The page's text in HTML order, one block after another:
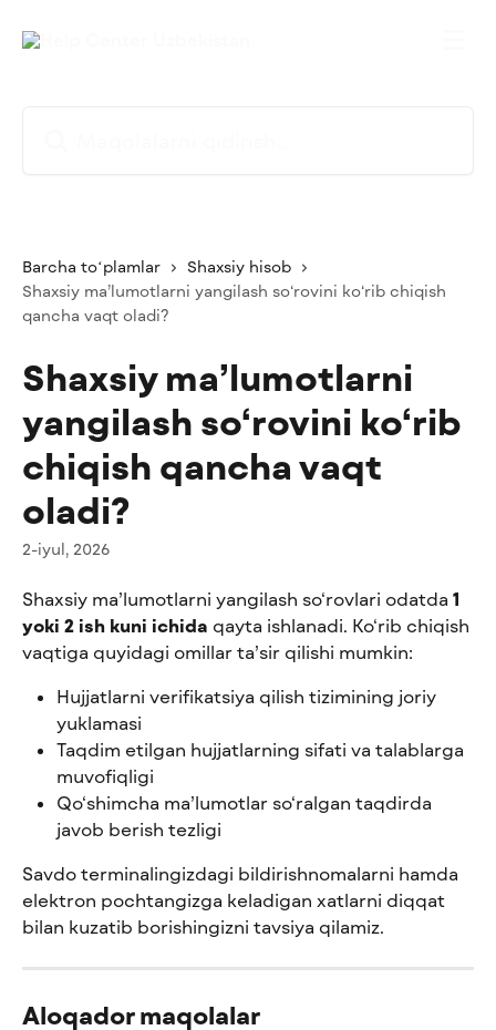
Barcha toʻplamlar
Shaxsiy hisob
Shaxsiy ma’lumotlarni yangilash so‘rovini ko‘rib chiqish
qancha vaqt oladi?
Shaxsiy ma’lumotlarni
yangilash so‘rovini ko‘rib
chiqish qancha vaqt
oladi?
2-iyul, 2026
Shaxsiy ma’lumotlarni yangilash so‘rovlari odatda 1
yoki 2 ish kuni ichida qayta ishlanadi. Ko‘rib chiqish
vaqtiga quyidagi omillar ta’sir qilishi mumkin:
Hujjatlarni verifikatsiya qilish tizimining joriy
yuklamasi
Taqdim etilgan hujjatlarning sifati va talablarga
muvofiqligi
Qo‘shimcha ma’lumotlar so‘ralgan taqdirda
javob berish tezligi
Savdo terminalingizdagi bildirishnomalarni hamda
elektron pochtangizga keladigan xatlarni diqqat
bilan kuzatib borishingizni tavsiya qilamiz.
Aloqador maqolalar